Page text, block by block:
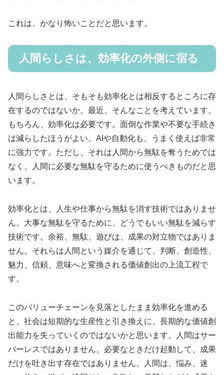
これは、かなり怖いことだと思います。
人間らしさは、効率化の外側に宿る
人間らしさとは、そもそも効率化とは相反するところに存
在するのではないか。最近、そんなことを考えています。
もちろん、効率化は必要です。面倒な作業や不要な手続き
は減らしたほうがよい。AIや自動化も、うまく使えば非常
に強力です。ただし、それは人間から無駄を奪うためでは
なく、人間に必要な無駄を守るために使うべきものだと思
います。
効率化とは、人生や仕事から無駄を消す技術ではありませ
ん。大事な無駄を守るために、どうでもいい無駄を減らす
技術です。余裕、無駄、遊びは、成果の対立物ではありま
せん。それらは人間という媒介を通じて、判断、創造性、
魅力、信頼、意味へと変換される価値創出の上流工程で
す。
このバリューチェーンを見落としたまま効率化を進める
と、社会は短期的な生産性と引き換えに、長期的な価値創
出能力を失っていくのではないかと思います。人間はサー
バーレスではありません。必要なときだけ起動して、成果
だけを吐き出す存在ではありません。人間は、悩み、迷